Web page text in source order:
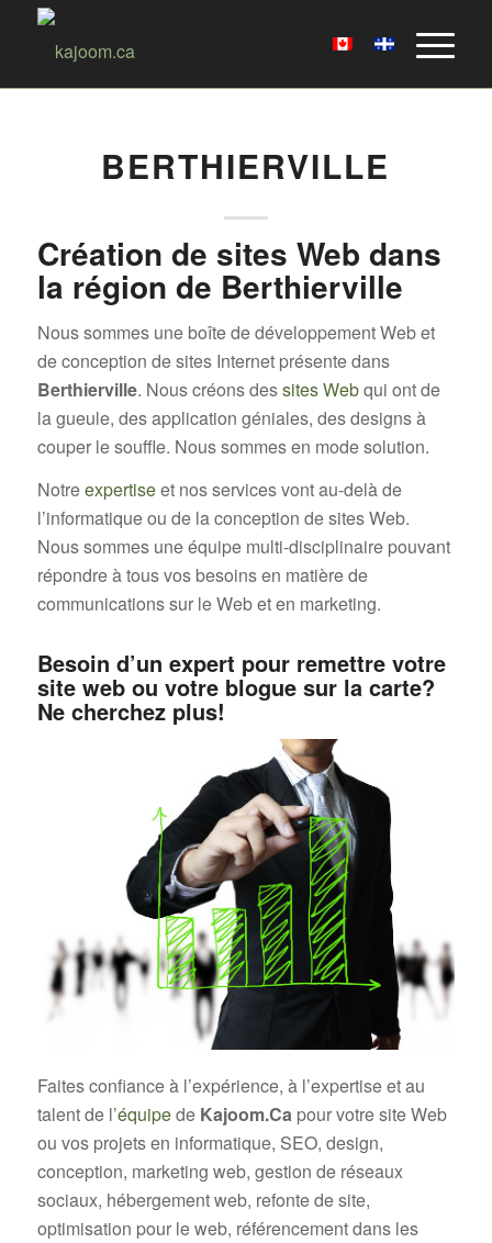
BERTHIERVILLE
Création de sites Web dans
la région de Berthierville
Nous sommes une boîte de développement Web et
de conception de sites Internet présente dans
Berthierville. Nous créons dessites Webqui ont de
la gueule, des application géniales, des designs à
couper le souffle. Nous sommes en mode solution.
Notreexpertiseet nos services vont au-delà de
l’informatique ou de la conception de sites Web.
Nous sommes une équipe multi-disciplinaire pouvant
répondre à tous vos besoins en matière de
communications sur le Web et en marketing.
Besoin d’un expert pour remettre votre
site web ou votre blogue sur la carte?
Ne cherchez plus!
Faites confiance à l’expérience, à l’expertise et au
talent de l’équipede Kajoom.Capour votre site Web
ou vos projets en informatique, SEO, design,
conception, marketing web, gestion de réseaux
sociaux, hébergement web, refonte de site,
optimisation pour le web, référencement dans les